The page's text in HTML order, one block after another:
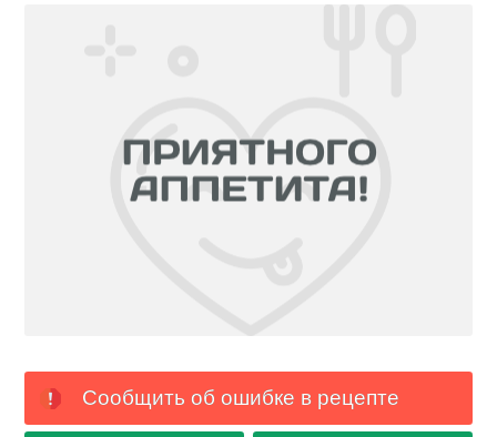
Сообщить об ошибке в рецепте